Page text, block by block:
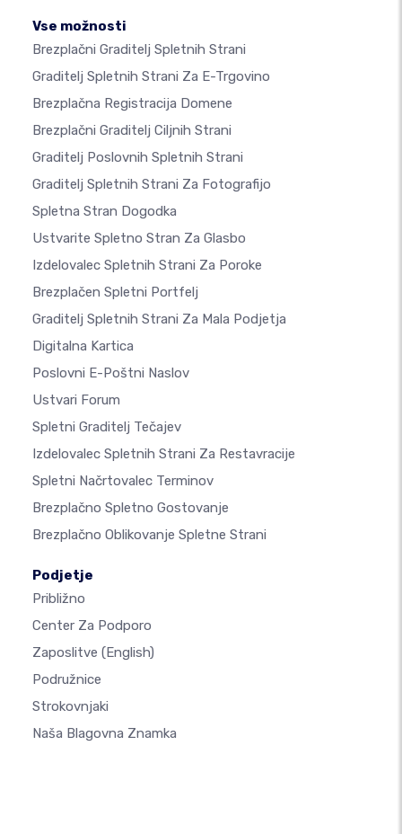
Vse možnosti
Brezplačni Graditelj Spletnih Strani
Graditelj Spletnih Strani Za E-Trgovino
Brezplačna Registracija Domene
Brezplačni Graditelj Ciljnih Strani
Graditelj Poslovnih Spletnih Strani
Graditelj Spletnih Strani Za Fotografijo
Spletna Stran Dogodka
Ustvarite Spletno Stran Za Glasbo
Izdelovalec Spletnih Strani Za Poroke
Brezplačen Spletni Portfelj
Graditelj Spletnih Strani Za Mala Podjetja
Digitalna Kartica
Poslovni E-Poštni Naslov
Ustvari Forum
Spletni Graditelj Tečajev
Izdelovalec Spletnih Strani Za Restavracije
Spletni Načrtovalec Terminov
Brezplačno Spletno Gostovanje
Brezplačno Oblikovanje Spletne Strani
Podjetje
Približno
Center Za Podporo
Zaposlitve (English)
Podružnice
Strokovnjaki
Naša Blagovna Znamka